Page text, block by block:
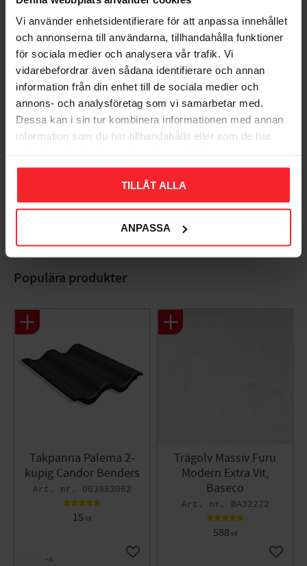
Vi använder enhetsidentifierare för att anpassa innehållet
och annonserna till användarna, tillhandahålla funktioner
för sociala medier och analysera vår trafik. Vi
vidarebefordrar även sådana identifierare och annan
information från din enhet till de sociala medier och
annons- och analysföretag som vi samarbetar med.
Dessa kan i sin tur kombinera informationen med annan
information som du har tillhandahållit eller som de har
TILLÅT ALLA
ANPASSA
Omdömen
Bli den första att lämna ett omdöme.
Populära produkter
Takpanna Palema 2-
kupig Candor Benders
003983062
15 KR
Lägg till i favoriter
+4
Trägolv Massiv Furu
Modern Extra Vit,
Baseco
BA32272
588 KR
Lägg